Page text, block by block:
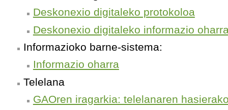
Deskonexio digitaleko protokoloa
Deskonexio digitaleko informazio
Informazioko barne-sistema:
Informazio oharra
Telelana
GAOren iragarkia: telelanaren